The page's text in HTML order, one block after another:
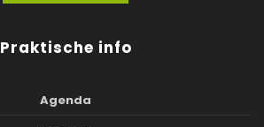
Praktische info
Agenda